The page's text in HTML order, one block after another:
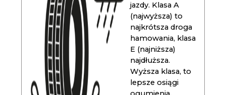
jazdy. Klasa A
(najwyższa) to
najkrótsza droga
hamowania, klasa
E (najniższa)
najdłuższa.
Wyższa klasa, to
lepsze osiągi